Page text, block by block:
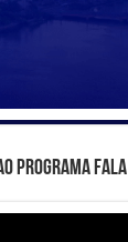
programa Fala